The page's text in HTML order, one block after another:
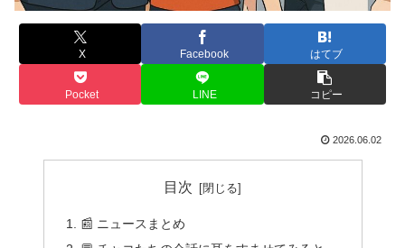
X Facebook はてブ
Pocket LINE コピー
2026.06.02
目次
📰 ニュースまとめ